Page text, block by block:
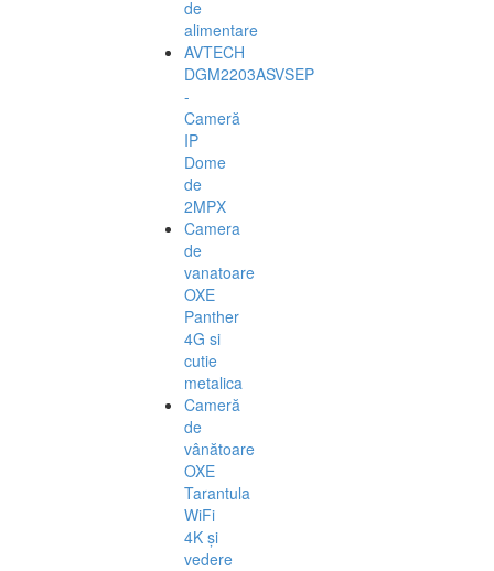
de
alimentare
AVTECH
DGM2203ASVSEP
-
Cameră
IP
Dome
de
2MPX
Camera
de
vanatoare
OXE
Panther
4G si
cutie
metalica
Cameră
de
vânătoare
OXE
Tarantula
WiFi
4K și
vedere